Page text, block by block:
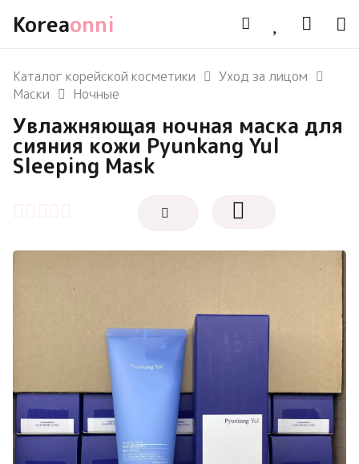
Koreaonni
Каталог корейской косметики
Уход за лицом
Маски
Ночные
Увлажняющая ночная маска для
сияния кожи Pyunkang Yul
Sleeping Mask